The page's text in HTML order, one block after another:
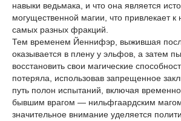
навыки ведьмака, и что она является
могущественной магии, что привлекает
самых разных фракций.
Тем временем Йеннифэр, выжившая
оказывается в плену у эльфов, а затем
восстановить свои магические
потеряла, использовав запрещенное
путь полон испытаний, включая
бывшим врагом — нильфгаардским
значительное внимание уделяется